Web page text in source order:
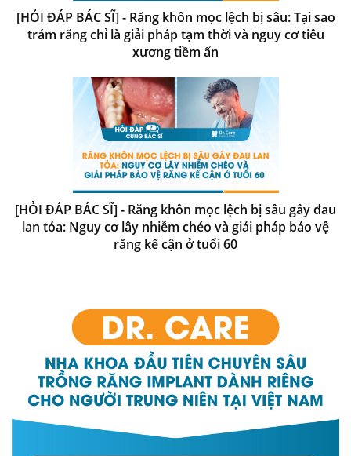
[HỎI ĐÁP BÁC SĨ] - Răng khôn mọc lệch bị sâu: Tại sao
trám răng chỉ là giải pháp tạm thời và nguy cơ tiêu
xương tiềm ẩn
[HỎI ĐÁP BÁC SĨ] - Răng khôn mọc lệch bị sâu gây đau
lan tỏa: Nguy cơ lây nhiễm chéo và giải pháp bảo vệ
răng kế cận ở tuổi 60